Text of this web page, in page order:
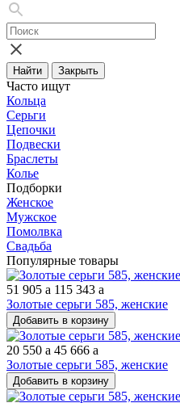
Найти Закрыть
Часто ищут
Кольца
Серьги
Цепочки
Подвески
Браслеты
Колье
Подборки
Женское
Мужское
Помолвка
Свадьба
Популярные товары
51 905 a 115 343 a
Золотые серьги 585, женские
Добавить в корзину
20 550 a 45 666 a
Золотые серьги 585, женские
Добавить в корзину